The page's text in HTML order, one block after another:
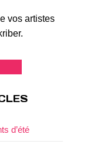
vos artistes
d’été